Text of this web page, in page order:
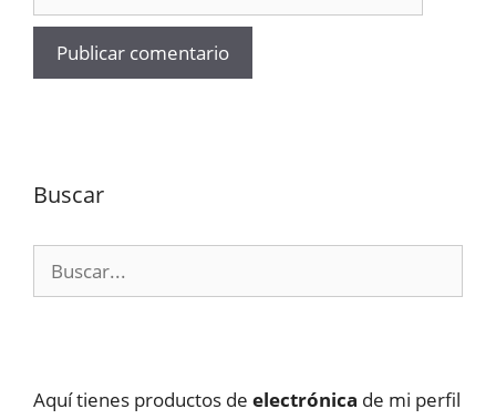
Buscar
Aquí tienes productos de electrónica de mi perfil